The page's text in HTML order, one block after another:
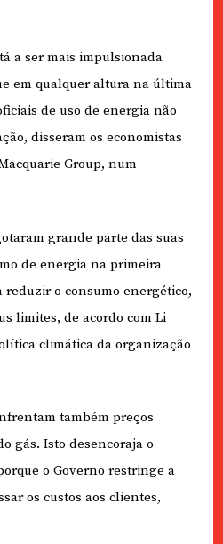
a ser mais impulsionada
em qualquer altura na última
de uso de energia não
disseram os economistas
Group, num
grande parte das suas
de energia na primeira
reduzir o consumo energético,
limites, de acordo com Li
climática da organização
também preços
gás. Isto desencoraja o
o Governo restringe a
os custos aos clientes,